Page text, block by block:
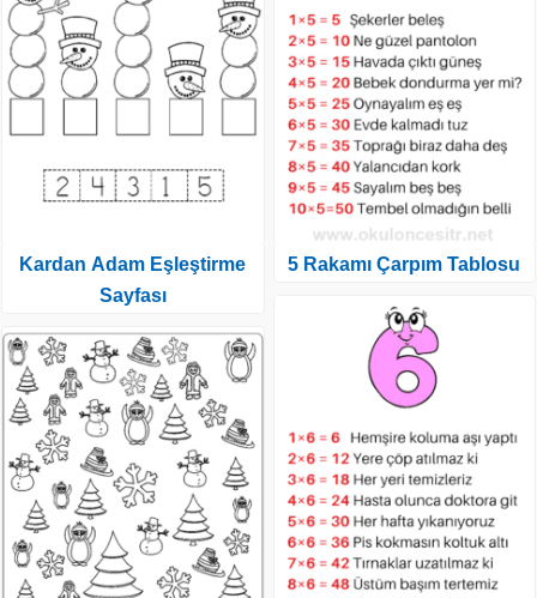
Kardan Adam Eşleştirme
Sayfası
5 Rakamı Çarpım Tablosu